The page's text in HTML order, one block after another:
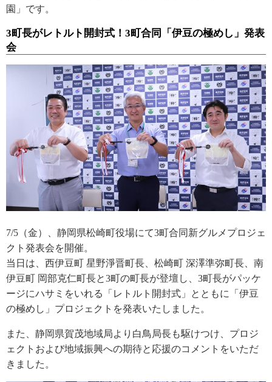
園」です。
3町長がレトルト開封式！3町合同「伊豆の極めし」発表
会
7/5（金）、静岡県松崎町役場にて3町合同新グルメプロジェ
クト発表会を開催。
当日は、西伊豆町 星野淨晋町長、松崎町 深澤準弥町長、南
伊豆町 岡部克仁町長と3町の町長が登壇し、3町長がパッケ
ージにハサミをいれる「レトルト開封式」とともに「伊豆
の極めし」プロジェクトを発表いたしました。
また、静岡県賀茂地域局より白鳥局長も駆けつけ、プロジ
ェクトおよび地域振興への期待と応援のコメントをいただ
きました。